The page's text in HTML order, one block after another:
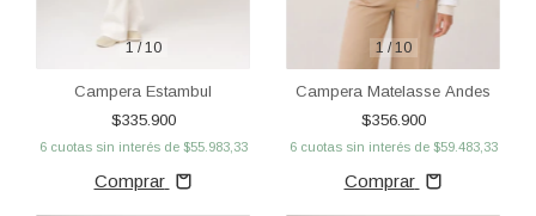
1/ 10
Campera Estambul
$335.900
6 cuotas sin interés de $55.983,33
Comprar
1/ 10
Campera Matelasse Andes
$356.900
6 cuotas sin interés de $59.483,33
Comprar